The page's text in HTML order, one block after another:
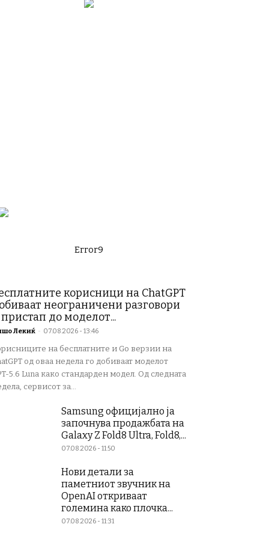
Error9
корисници на ChatGPT
неограничени разговори
до моделот...
Лекиќ - 07.08.2026 - 13:46
на бесплатните и Go верзии на
од оваа недела го добиваат моделот
5.6 Luna како стандарден модел. Од следната
сервисот за...
Samsung официјално ја
започнува продажбата на
Galaxy Z Fold8 Ultra, Fold8,...
07.08.2026 - 11:50
Нови детали за
паметниот звучник на
OpenAI откриваат
големина како плочка...
07.08.2026 - 11:31